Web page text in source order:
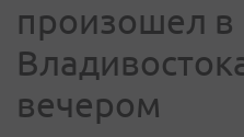
произошел в
вечером